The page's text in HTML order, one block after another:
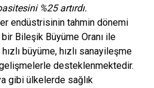
%25 artırdı.
endüstrisinin tahmin dönemi
Bileşik Büyüme Oranı ile
büyüme, hızlı sanayileşme
desteklenmektedir.
gibi ülkelerde sağlık